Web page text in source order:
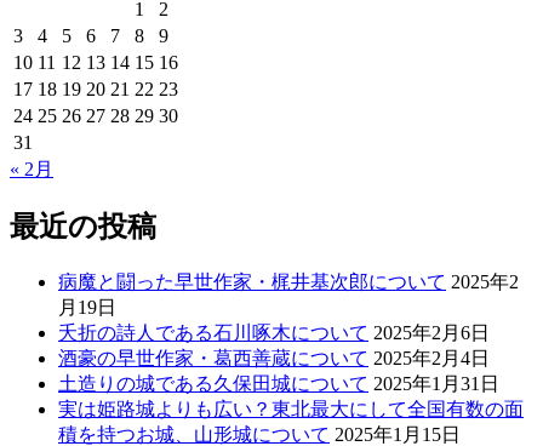
1
2
3
4 5 6 7 8
9
10 11 12 13 14 15 16
17 18 19 20 21 22 23
24 25 26 27 28 29 30
31
« 2月
最近の投稿
病魔と闘った早世作家・梶井基次郎について 2025年2
月19日
夭折の詩人である石川啄木について 2025年2月6日
酒豪の早世作家・葛西善蔵について 2025年2月4日
土造りの城である久保田城について 2025年1月31日
実は姫路城よりも広い？東北最大にして全国有数の面
積を持つお城、山形城について 2025年1月15日